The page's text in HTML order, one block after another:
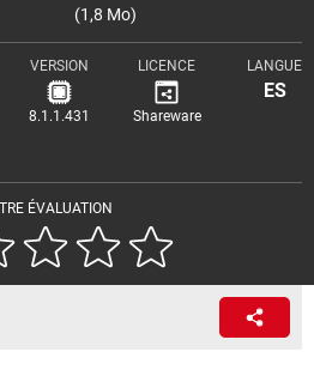
(1,8 Mo)
ÉVALUATION
VERSION
8.1.1.431
LICENCE
Shareware
LANGUE
ES